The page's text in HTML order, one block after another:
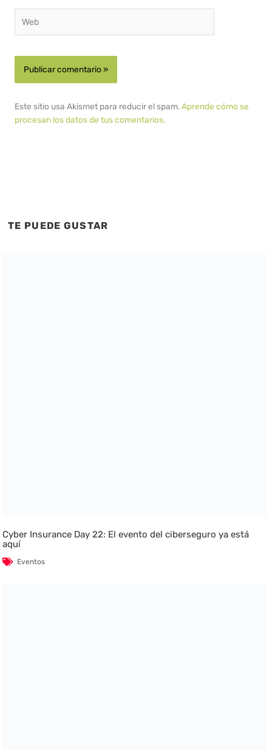
Este sitio usa Akismet para reducir el spam.Aprende cómo se
procesan los datos de tus comentarios.
TE PUEDE GUSTAR
Cyber Insurance Day 22: El evento del ciberseguro ya está
aquí
Eventos